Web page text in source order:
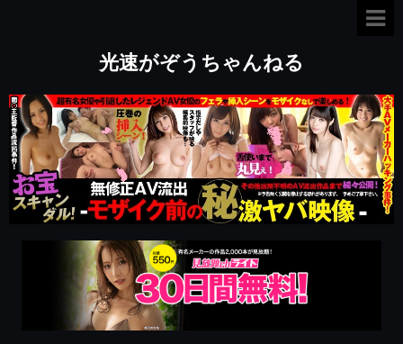
光速がぞうちゃんねる